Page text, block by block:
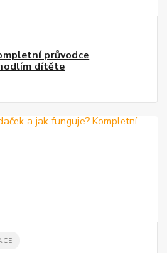
průvodce
dítěte